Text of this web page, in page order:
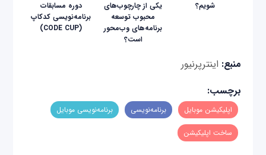
شویم؟
یکی از چارچوب‌های
محبوب توسعه
برنامه‌های وب‌محور
است؟
دوره مسابقات
برنامه‌نویسی کدکاپ
(CODE CUP)
منبع: اینترپرنیور
برچسب:
اپلیکیشن موبایل برنامه‌نویسی برنامه‌نویسی موبایل
ساخت اپلیکیشن